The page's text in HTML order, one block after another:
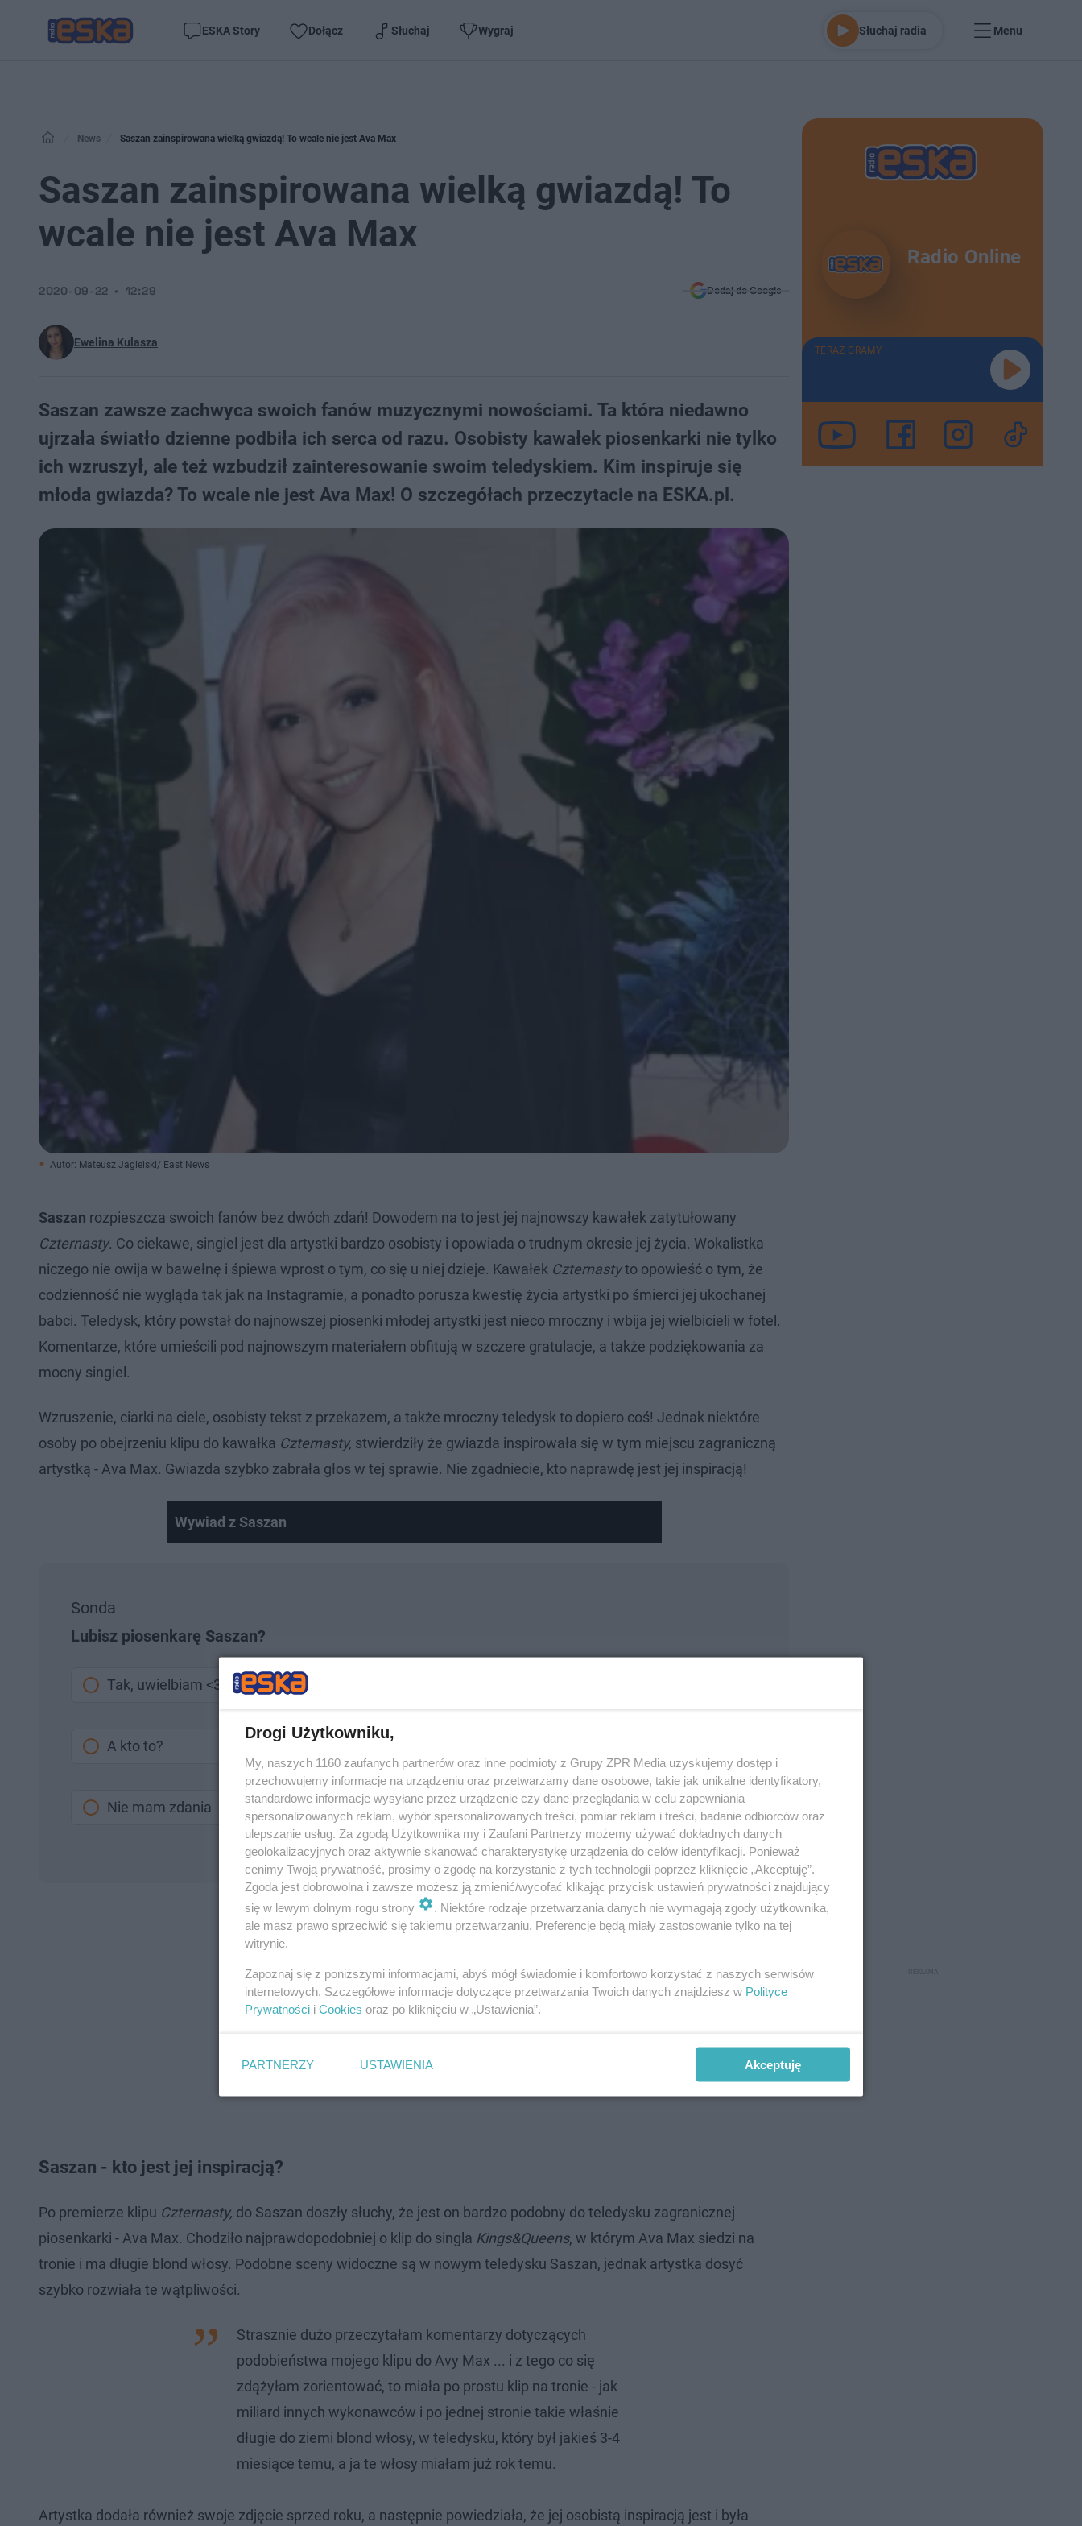
ESKA Story Dołącz Słuchaj Wygraj Słuchaj radia Menu
News Saszan zainspirowana wielką gwiazdą! To wcale nie jest Ava Max
Saszan zainspirowana wielką gwiazdą! To
wcale nie jest Ava Max
Ewelina Kulasza
2020-09-22 12:29 Dodaj do Google
Saszan zawsze zachwyca swoich fanów muzycznymi nowościami. Ta która niedawno
ujrzała światło dzienne podbiła ich serca od razu. Osobisty kawałek piosenkarki nie tylko
ich wzruszył, ale też wzbudził zainteresowanie swoim teledyskiem. Kim inspiruje się
młoda gwiazda? To wcale nie jest Ava Max! O szczegółach przeczytacie na ESKA.pl.
Autor: Mateusz Jagielski/ East News
Saszan rozpieszcza swoich fanów bez dwóch zdań! Dowodem na to jest jej najnowszy kawałek zatytułowany
Czternasty. Co ciekawe, singiel jest dla artystki bardzo osobisty i opowiada o trudnym okresie jej życia. Wokalistka
niczego nie owija w bawełnę i śpiewa wprost o tym, co się u niej dzieje. Kawałek Czternastyto opowieść o tym, że
codzienność nie wygląda tak jak na Instagramie, a ponadto porusza kwestię życia artystki po śmierci jej ukochanej
babci. Teledysk, który powstał do najnowszej piosenki młodej artystki jest nieco mroczny i wbija jej wielbicieli w fotel.
Komentarze, które umieścili pod najnowszym materiałem obfitują w szczere gratulacje, a także podziękowania za
mocny singiel.
Wzruszenie, ciarki na ciele, osobisty tekst z przekazem, a także mroczny teledysk to dopiero coś! Jednak niektóre
osoby po obejrzeniu klipu do kawałka Czternasty, stwierdziły że gwiazda inspirowała się w tym miejscu zagraniczną
artystką - Ava Max. Gwiazda szybko zabrała głos w tej sprawie. Nie zgadniecie, kto naprawdę jest jej inspiracją!
Wywiad z Saszan
Sonda
Lubisz piosenkarę Saszan?
Tak, uwielbiam <3
A kto to?
Nie mam zdania
Saszan - kto jest jej inspiracją?
Po premierze klipu Czternasty, do Saszan doszły słuchy, że jest on bardzo podobny do teledysku zagranicznej
piosenkarki - Ava Max. Chodziło najprawdopodobniej o klip do singla Kings&Queens, w którym Ava Max siedzi na
tronie i ma długie blond włosy. Podobne sceny widoczne są w nowym teledysku Saszan, jednak artystka dosyć
szybko rozwiała te wątpliwości.
Strasznie dużo przeczytałam komentarzy dotyczących
podobieństwa mojego klipu do Avy Max ... i z tego co się
zdążyłam zorientować, to miała po prostu klip na tronie - jak
miliard innych wykonawców i po jednej stronie takie właśnie
długie do ziemi blond włosy, w teledysku, który był jakieś 3-4
miesiące temu, a ja te włosy miałam już rok temu.
Artystka dodała również swoje zdjęcie sprzed roku, a następnie powiedziała, że jej osobistą inspiracją jest i była
Radio Online
TERAZ GRAMY
Drogi Użytkowniku,
My, naszych 1160 zaufanych partnerów oraz inne podmioty z Grupy ZPR Media uzyskujemy dostęp i
przechowujemy informacje na urządzeniu oraz przetwarzamy dane osobowe, takie jak unikalne identyfikatory,
standardowe informacje wysyłane przez urządzenie czy dane przeglądania w celu zapewniania
spersonalizowanych reklam, wybór spersonalizowanych treści, pomiar reklam i treści, badanie odbiorców oraz
ulepszanie usług. Za zgodą Użytkownika my i Zaufani Partnerzy możemy używać dokładnych danych
geolokalizacyjnych oraz aktywnie skanować charakterystykę urządzenia do celów identyfikacji. Ponieważ
cenimy Twoją prywatność, prosimy o zgodę na korzystanie z tych technologii poprzez kliknięcie „Akceptuję”.
Zgoda jest dobrowolna i zawsze możesz ją zmienić/wycofać klikając przycisk ustawień prywatności znajdujący
się w lewym dolnym rogu strony
. Niektóre rodzaje przetwarzania danych nie wymagają zgody użytkownika,
ale masz prawo sprzeciwić się takiemu przetwarzaniu. Preferencje będą miały zastosowanie tylko na tej
witrynie.
Zapoznaj się z poniższymi informacjami, abyś mógł świadomie i komfortowo korzystać z naszych serwisów
internetowych. Szczegółowe informacje dotyczące przetwarzania Twoich danych znajdziesz w Polityce
Prywatności i Cookies oraz po kliknięciu w „Ustawienia”.
PARTNERZY USTAWIENIA Akceptuję